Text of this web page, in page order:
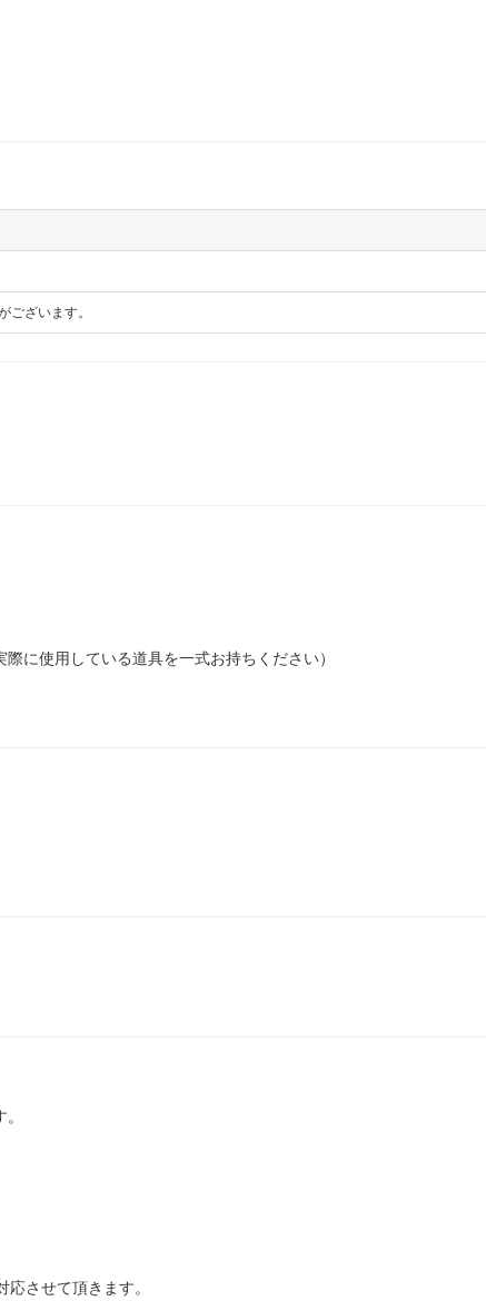
ざいます。
に使用している道具を一式お持ちください）
させて頂きます。